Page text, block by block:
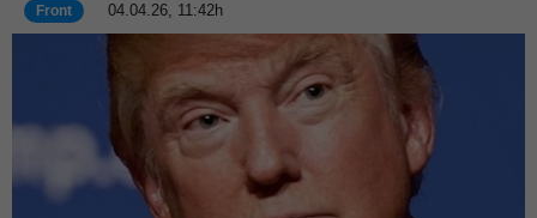
Front 04.04.26, 11:42h